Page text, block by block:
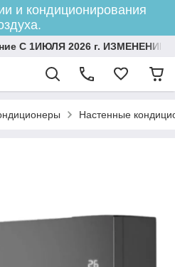
и кондиционирования
С 1ИЮЛЯ 2026 г.
Настенные